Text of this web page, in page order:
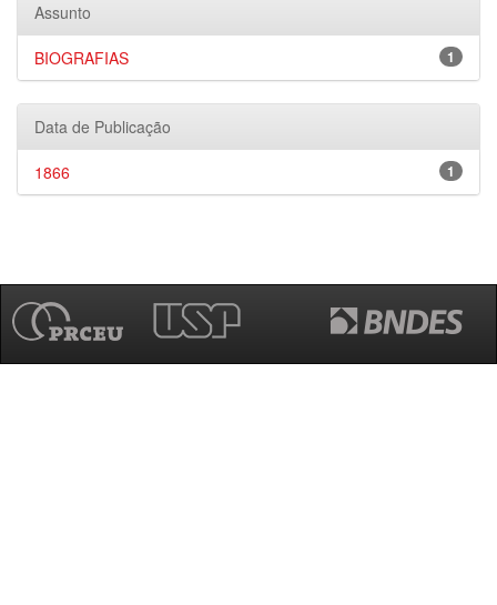
Assunto
1
BIOGRAFIAS
Data de Publicação
1
1866